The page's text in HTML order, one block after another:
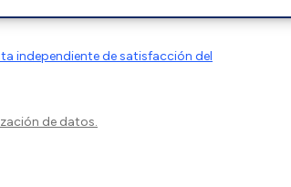
independiente de satisfacción del
de datos.